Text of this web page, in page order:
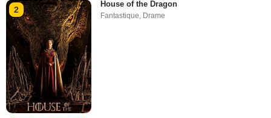
2
House of the Dragon
Fantastique, Drame